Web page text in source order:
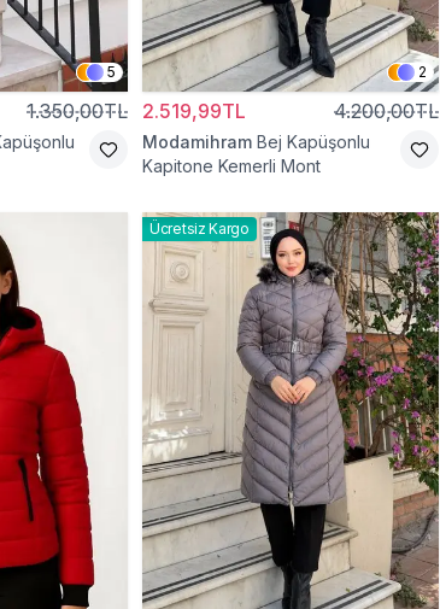
5
1.350,00TL
2
2.519,99TL 4.200,00TL
Modamihram Bej Kapüşonlu
Kapitone Kemerli Mont
Ücretsiz Kargo